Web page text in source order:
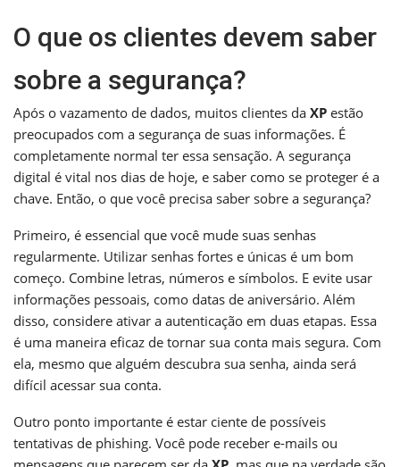
O que os clientes devem saber
sobre a segurança?
Após o vazamento de dados, muitos clientes da XP estão
preocupados com a segurança de suas informações. É
completamente normal ter essa sensação. A segurança
digital é vital nos dias de hoje, e saber como se proteger é a
chave. Então, o que você precisa saber sobre a segurança?
Primeiro, é essencial que você mude suas senhas
regularmente. Utilizar senhas fortes e únicas é um bom
começo. Combine letras, números e símbolos. E evite usar
informações pessoais, como datas de aniversário. Além
disso, considere ativar a autenticação em duas etapas. Essa
é uma maneira eficaz de tornar sua conta mais segura. Com
ela, mesmo que alguém descubra sua senha, ainda será
difícil acessar sua conta.
Outro ponto importante é estar ciente de possíveis
tentativas de phishing. Você pode receber e-mails ou